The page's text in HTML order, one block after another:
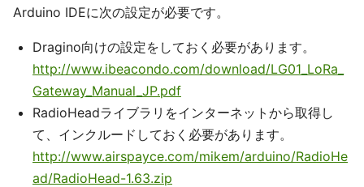
Arduino IDEに次の設定が必要です。
Dragino向けの設定をしておく必要があります。
http://www.ibeacondo.com/download/LG01_LoRa_
Gateway_Manual_JP.pdf
RadioHeadライブラリをインターネットから取得し
て、インクルードしておく必要があります。
http://www.airspayce.com/mikem/arduino/RadioHe
ad/RadioHead-1.63.zip